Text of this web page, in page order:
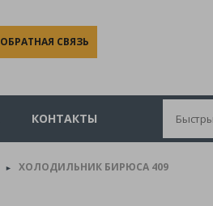
ОБРАТНАЯ СВЯЗЬ
КОНТАКТЫ
► ХОЛОДИЛЬНИК БИРЮСА 409